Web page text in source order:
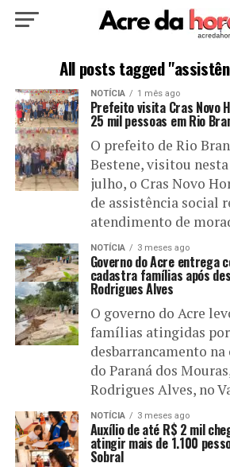
HOME POLÍTICA CULTURA
EDUCAÇÃO NOTÍCIA MUNDO
All posts tagged
NOTÍCIA 1 mês ago
Prefeito visita Cras Novo
25 mil pessoas em Rio
O prefeito de Rio
Bestene, visitou
julho, o Cras Novo
de assistência social
atendimento de
NOTÍCIA 3 meses ago
Governo do Acre entrega
cadastra famílias após
Rodrigues Alves
O governo do Acre
famílias atingidas
desbarrancamento
do Paraná dos
Rodrigues Alves, no
NOTÍCIA 3 meses ago
Auxílio de até R$ 2 mil
atingir mais de 1.100
Sobral